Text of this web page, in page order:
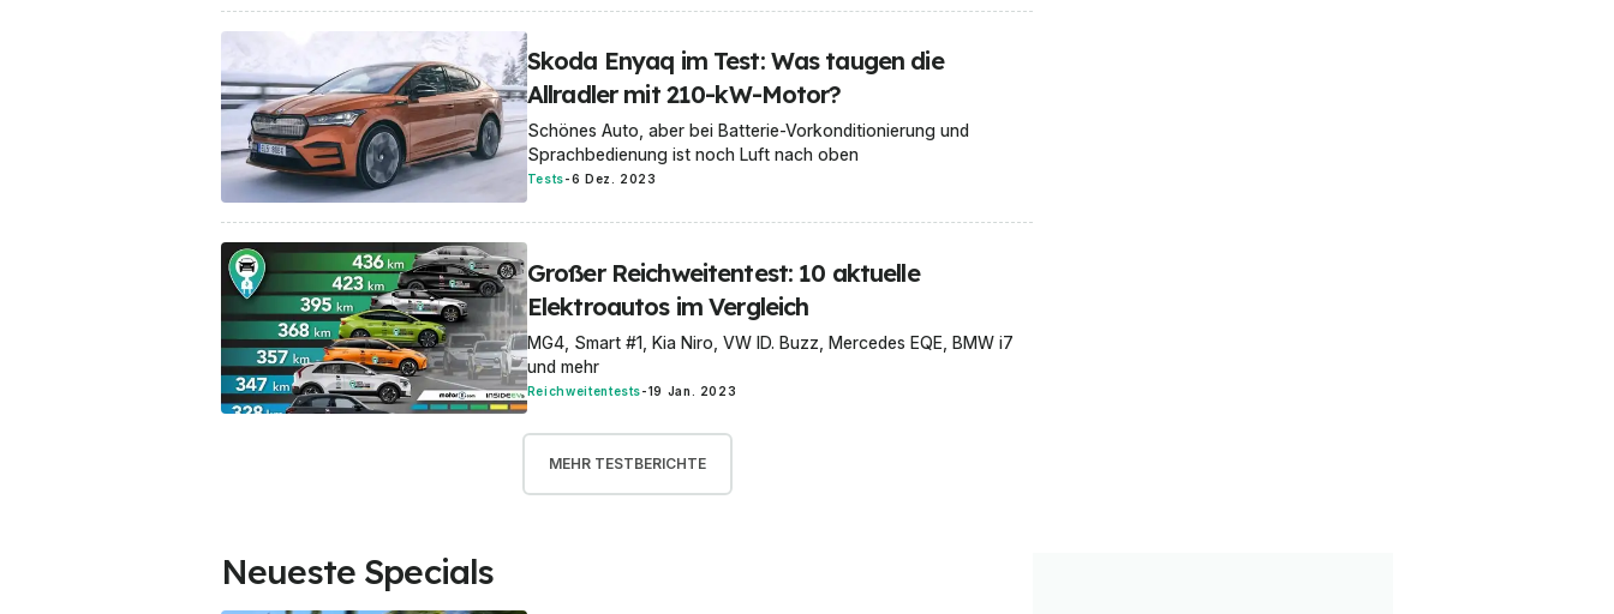
Skoda Enyaq im Test: Was taugen die
Allradler mit 210-kW-Motor?
Schönes Auto, aber bei Batterie-Vorkonditionierung und
Sprachbedienung ist noch Luft nach oben
Tests-6 Dez. 2023
Großer Reichweitentest: 10 aktuelle
Elektroautos im Vergleich
MG4, Smart #1, Kia Niro, VW ID. Buzz, Mercedes EQE, BMW i7
und mehr
Reichweitentests-19 Jan. 2023
MEHR TESTBERICHTE
Neueste Specials